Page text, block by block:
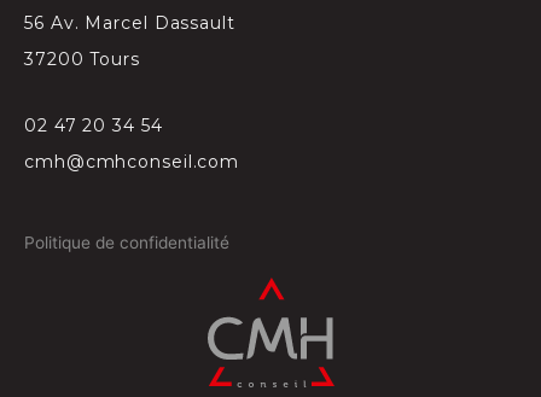
56 Av. Marcel Dassault
37200 Tours
02 47 20 34 54
cmh@cmhconseil.com
Politique de confidentialité